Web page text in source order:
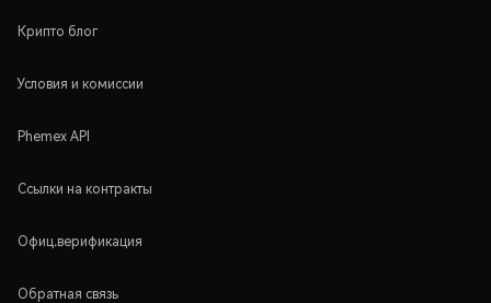
Крипто блог
Условия и комиссии
Phemex API
Ссылки на контракты
Офиц.верификация
Обратная связь